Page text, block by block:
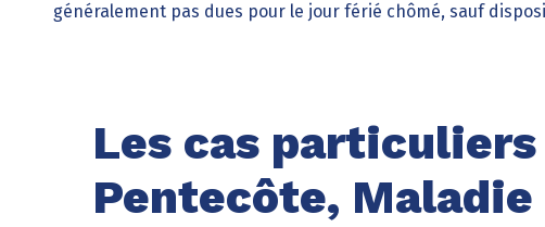
généralement pas dues pour le jour férié chômé, sauf
Les cas
Pentecôte,